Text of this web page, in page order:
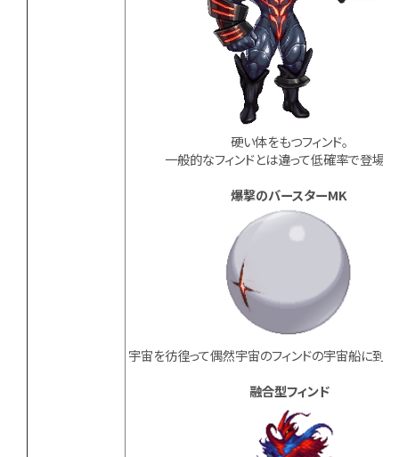
硬い体をもつフィンド。
一般的なフィンドとは違って低確率で登場す
爆撃のバースターMK
宇宙を彷徨って偶然宇宙のフィンドの宇宙船に到着
融合型フィンド